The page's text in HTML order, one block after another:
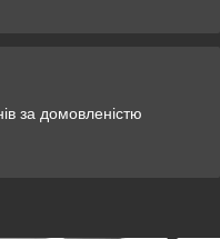
за домовленістю